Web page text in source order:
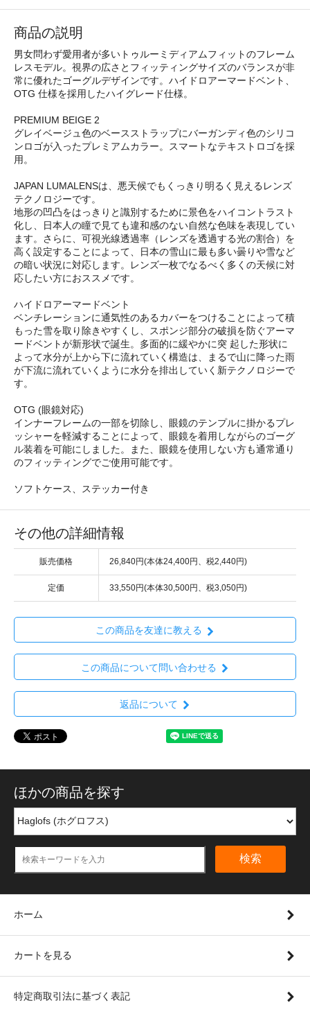
商品の説明
男女問わず愛用者が多いトゥルーミディアムフィットのフレーム
レスモデル。視界の広さとフィッティングサイズのバランスが非
常に優れたゴーグルデザインです。ハイドロアーマードベント、
OTG 仕様を採用したハイグレード仕様。
PREMIUM BEIGE 2
グレイベージュ色のベースストラップにバーガンディ色のシリコ
ンロゴが入ったプレミアムカラー。スマートなテキストロゴを採
用。
JAPAN LUMALENSは、悪天候でもくっきり明るく見えるレンズ
テクノロジーです。
地形の凹凸をはっきりと識別するために景色をハイコントラスト
化し、日本人の瞳で見ても違和感のない自然な色味を表現してい
ます。さらに、可視光線透過率（レンズを透過する光の割合）を
高く設定することによって、日本の雪山に最も多い曇りや雪など
の暗い状況に対応します。レンズ一枚でなるべく多くの天候に対
応したい方におススメです。
ハイドロアーマードベント
ベンチレーションに通気性のあるカバーをつけることによって積
もった雪を取り除きやすくし、スポンジ部分の破損を防ぐアーマ
ードベントが新形状で誕生。多面的に緩やかに突 起した形状に
よって水分が上から下に流れていく構造は、まるで山に降った雨
が下流に流れていくように水分を排出していく新テクノロジーで
す。
OTG (眼鏡対応)
インナーフレームの一部を切除し、眼鏡のテンプルに掛かるプレ
ッシャーを軽減することによって、眼鏡を着用しながらのゴーグ
ル装着を可能にしました。また、眼鏡を使用しない方も通常通り
のフィッティングでご使用可能です。
ソフトケース、ステッカー付き
その他の詳細情報
販売価格 26,840円(本体24,400円、税2,440円)
定価 33,550円(本体30,500円、税3,050円)
この商品を友達に教える
この商品について問い合わせる
返品について
ほかの商品を探す
検索
ホーム
カートを見る
特定商取引法に基づく表記